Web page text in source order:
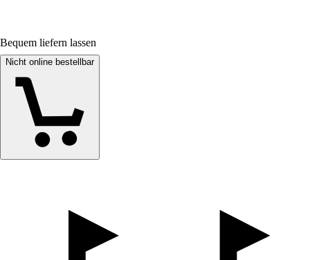
Bequem liefern lassen
Nicht online bestellbar